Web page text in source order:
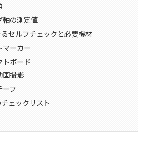
軸の測定値
セルフチェックと必要機材
マーカー
トボード
画撮影
ープ
ェックリスト